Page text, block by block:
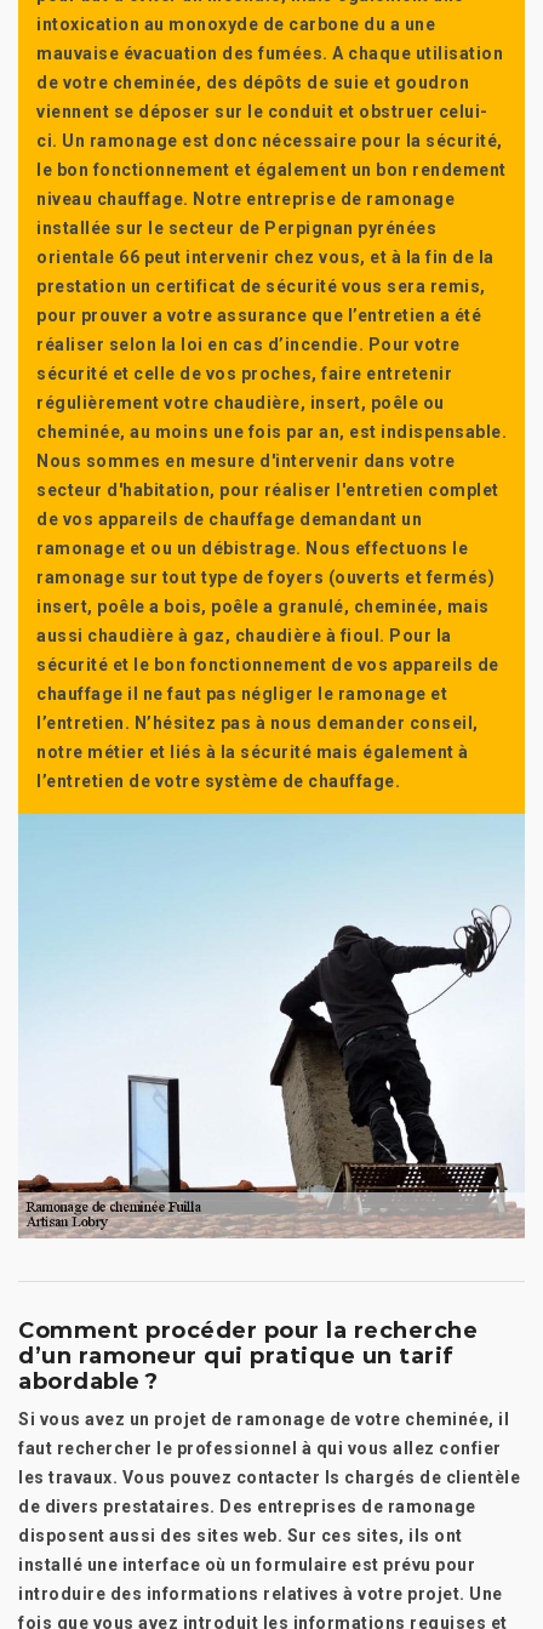
intoxication au monoxyde de carbone du a une
mauvaise évacuation des fumées. A chaque utilisation
de votre cheminée, des dépôts de suie et goudron
viennent se déposer sur le conduit et obstruer celui-
ci. Un ramonage est donc nécessaire pour la sécurité,
le bon fonctionnement et également un bon rendement
niveau chauffage. Notre entreprise de ramonage
installée sur le secteur de Perpignan pyrénées
orientale 66 peut intervenir chez vous, et à la fin de la
prestation un certificat de sécurité vous sera remis,
pour prouver a votre assurance que l’entretien a été
réaliser selon la loi en cas d’incendie. Pour votre
sécurité et celle de vos proches, faire entretenir
régulièrement votre chaudière, insert, poêle ou
cheminée, au moins une fois par an, est indispensable.
Nous sommes en mesure d'intervenir dans votre
secteur d'habitation, pour réaliser l'entretien complet
de vos appareils de chauffage demandant un
ramonage et ou un débistrage. Nous effectuons le
ramonage sur tout type de foyers (ouverts et fermés)
insert, poêle a bois, poêle a granulé, cheminée, mais
aussi chaudière à gaz, chaudière à fioul. Pour la
sécurité et le bon fonctionnement de vos appareils de
chauffage il ne faut pas négliger le ramonage et
l’entretien. N’hésitez pas à nous demander conseil,
notre métier et liés à la sécurité mais également à
l’entretien de votre système de chauffage.
Comment procéder pour la recherche
d’un ramoneur qui pratique un tarif
abordable ?
Si vous avez un projet de ramonage de votre cheminée, il
faut rechercher le professionnel à qui vous allez confier
les travaux. Vous pouvez contacter ls chargés de clientèle
de divers prestataires. Des entreprises de ramonage
disposent aussi des sites web. Sur ces sites, ils ont
installé une interface où un formulaire est prévu pour
introduire des informations relatives à votre projet. Une
fois que vous avez introduit les informations requises et